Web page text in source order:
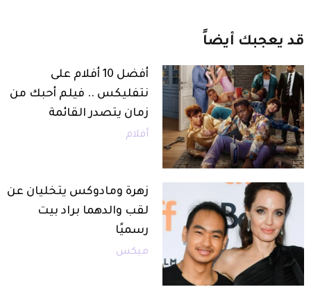
قد يعجبك أيضاً
أفضل 10 أفلام على
نتفليكس .. فيلم أحبك من
زمان يتصدر القائمة
أفلام
زهرة ومادوكس يتخليان عن
لقب والدهما براد بيت
رسميًا
ميكس